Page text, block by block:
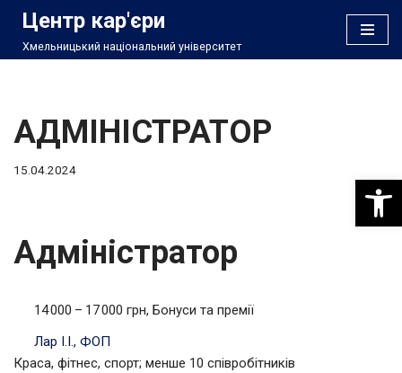
Перейти
Центр кар'єри
Хмельницький національний університет
АДМІНІСТРАТОР
15.04.2024
Адміністратор
14 000 – 17 000 грн, Бонуси та премії
Лар І.І., ФОП
Краса, фітнес, спорт; менше 10 співробітників